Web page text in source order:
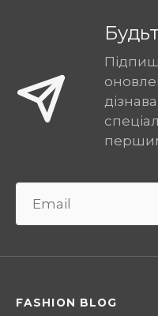
FASHION BLOG